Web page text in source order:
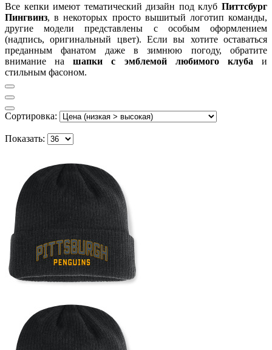
Все кепки имеют тематический дизайн под клуб Питтсбург
Пингвинз, в некоторых просто вышитый логотип команды,
другие модели представлены с особым оформлением
(надпись, оригинальный цвет). Если вы хотите оставаться
преданным фанатом даже в зимнюю погоду, обратите
внимание нашапки с эмблемой любимого клуба и
стильным фасоном.
Сортировка:
Показать: